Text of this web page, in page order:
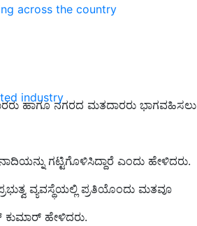
across the country
industry
ಹಾಗೂ ನಗರದ ಮತದಾರರು ಭಾಗವಹಿಸಲು
ಗಟ್ಟಿಗೊಳಿಸಿದ್ದಾರೆ ಎಂದು ಹೇಳಿದರು.
ವ್ಯವಸ್ಥೆಯಲ್ಲಿ ಪ್ರತಿಯೊಂದು ಮತವೂ
ಕುಮಾರ್ ಹೇಳಿದರು.